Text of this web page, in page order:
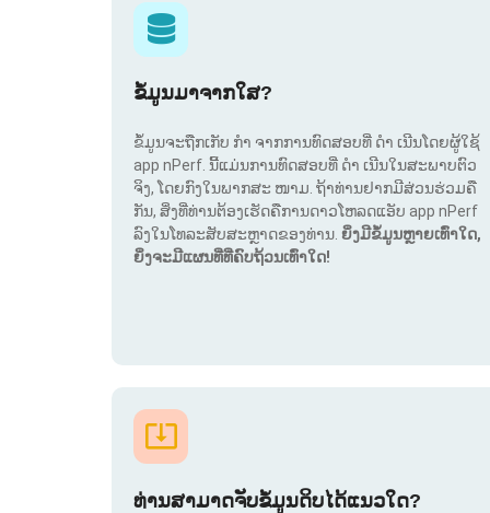
ຂໍ້ມູນມາຈາກໃສ?
ຂໍ້ມູນຈະຖືກເກັບ ກຳ ຈາກການທົດສອບທີ່ ດຳ ເນີນໂດຍຜູ້ໃຊ້
app nPerf. ນີ້ແມ່ນການທົດສອບທີ່ ດຳ ເນີນໃນສະພາບຕົວ
ຈິງ, ໂດຍກົງໃນພາກສະ ໜາມ. ຖ້າທ່ານຢາກມີສ່ວນຮ່ວມຄື
ກັນ, ສິ່ງທີ່ທ່ານຕ້ອງເຮັດຄືການດາວໂຫລດແອັບ app nPerf
ລົງໃນໂທລະສັບສະຫຼາດຂອງທ່ານ. ຍິ່ງມີຂໍ້ມູນຫຼາຍເທົ່າໃດ,
ຍິ່ງຈະມີແຜນທີ່ທີ່ຄົບຖ້ວນເທົ່າໃດ!
ທ່ານສາມາດຈັບຂໍ້ມູນດິບໄດ້ແນວໃດ?